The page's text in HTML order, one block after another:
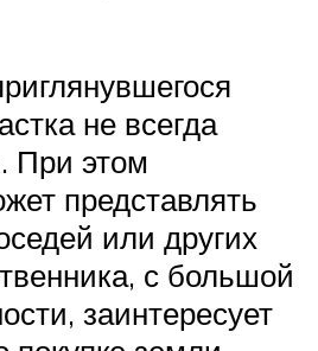
не всегда
При этом
представлять
или других
с большой
заинтересует